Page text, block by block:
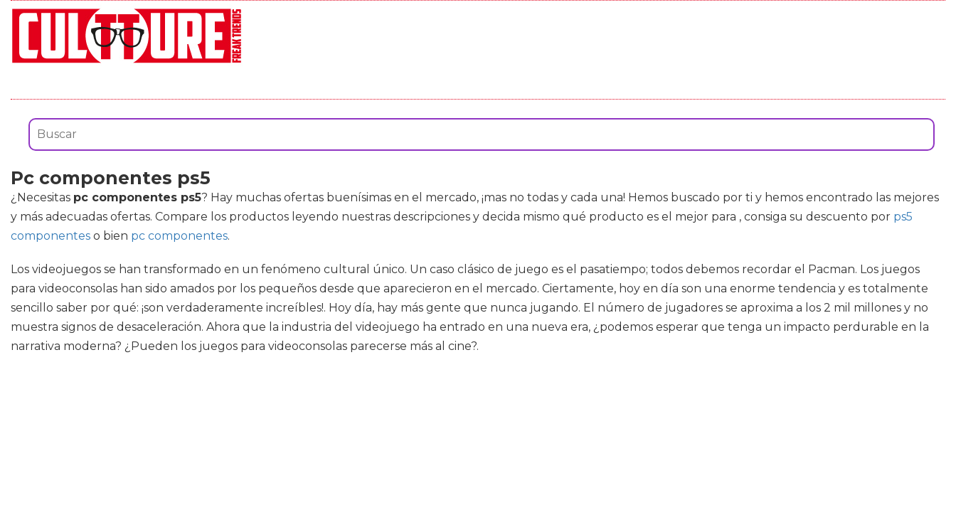
Pc componentes ps5
¿Necesitas pc componentes ps5? Hay muchas ofertas buenísimas en el mercado, ¡mas no todas y cada una! Hemos buscado por ti y hemos encontrado las mejores
y más adecuadas ofertas. Compare los productos leyendo nuestras descripciones y decida mismo qué producto es el mejor para , consiga su descuento por ps5
componentes o bien pc componentes.
Los videojuegos se han transformado en un fenómeno cultural único. Un caso clásico de juego es el pasatiempo; todos debemos recordar el Pacman. Los juegos
para videoconsolas han sido amados por los pequeños desde que aparecieron en el mercado. Ciertamente, hoy en día son una enorme tendencia y es totalmente
sencillo saber por qué: ¡son verdaderamente increíbles!. Hoy día, hay más gente que nunca jugando. El número de jugadores se aproxima a los 2 mil millones y no
muestra signos de desaceleración. Ahora que la industria del videojuego ha entrado en una nueva era, ¿podemos esperar que tenga un impacto perdurable en la
narrativa moderna? ¿Pueden los juegos para videoconsolas parecerse más al cine?.